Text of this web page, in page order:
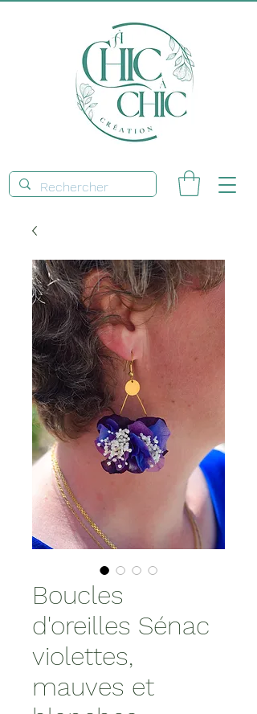
Boucles
d'oreilles Sénac
violettes,
mauves et